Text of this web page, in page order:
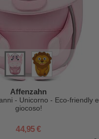
Affenzahn
- Unicorno - Eco-friendly e
giocoso!
44,95 €